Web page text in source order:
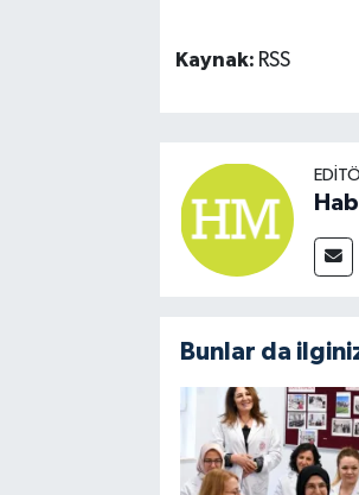
Kaynak: RSS
Bunlar da